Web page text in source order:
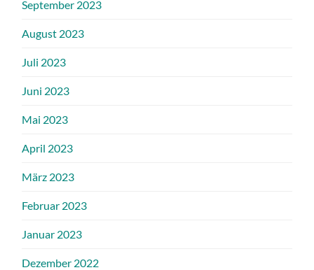
September 2023
August 2023
Juli 2023
Juni 2023
Mai 2023
April 2023
März 2023
Februar 2023
Januar 2023
Dezember 2022